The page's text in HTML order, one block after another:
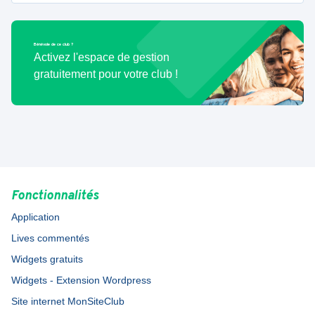
Bénévole de ce club ?
Activez l'espace de gestion
gratuitement pour votre club !
Fonctionnalités
Application
Lives commentés
Widgets gratuits
Widgets - Extension Wordpress
Site internet MonSiteClub